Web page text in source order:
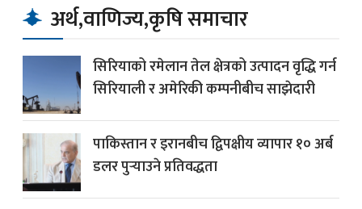
अर्थ,वाणिज्य,कृषि समाचार
सिरियाको रमेलान तेल क्षेत्रको उत्पादन वृद्धि गर्न
सिरियाली र अमेरिकी कम्पनीबीच साझेदारी
पाकिस्तान र इरानबीच द्विपक्षीय व्यापार १० अर्ब
डलर पुर्‍याउने प्रतिवद्धता